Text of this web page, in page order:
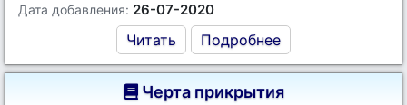
Дата добавления: 26-07-2020
Читать Подробнее
Черта прикрытия